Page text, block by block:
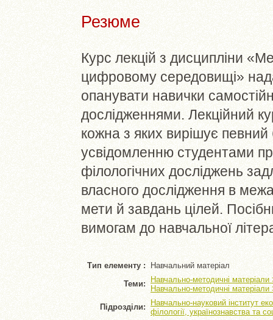
Резюме
Курс лекцій з дисципліни
цифровому середовищі»
опанувати навички
дослідженнями. Лекційний
кожна з яких вирішує
усвідомленню студентами
філологічних досліджень
власного дослідження в
мети й завдань цілей.
вимогам до навчальної
Тип елементу :
Навчальний матеріал
Теми:
Навчально-методичні матеріали
Навчально-методичні
Підрозділи:
Навчально-науковий інститут
філології, українознавства та